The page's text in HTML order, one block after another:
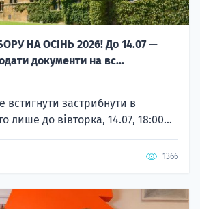
НА ОСІНЬ 2026! До 14.07 —
документи на вс...
застрибнути в
лише до вівторка, 14.07, 18:00...
1366